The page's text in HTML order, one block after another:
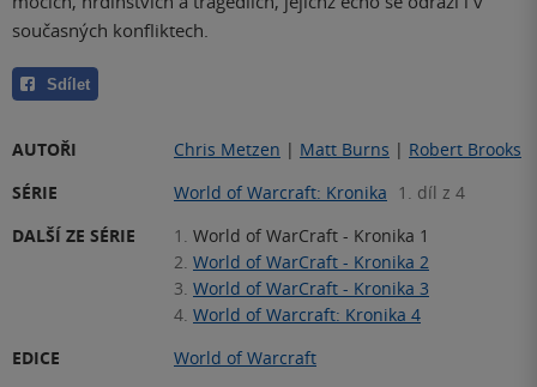
současných konfliktech.
Sdílet
AUTOŘI Chris Metzen | Matt Burns | Robert Brooks
SÉRIE
World of Warcraft: Kronika 1. díl z 4
DALŠÍ ZE SÉRIE
1. World of WarCraft - Kronika 1
2. World of WarCraft - Kronika 2
3. World of WarCraft - Kronika 3
4. World of Warcraft: Kronika 4
EDICE
World of Warcraft